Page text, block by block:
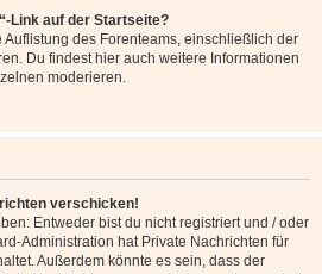
Link auf der Startseite?
des Forenteams, einschließlich der
Du findest hier auch weitere Informationen
moderieren.
verschicken!
Entweder bist du nicht registriert und / oder
Administration hat Private Nachrichten für
Außerdem könnte es sein, dass der